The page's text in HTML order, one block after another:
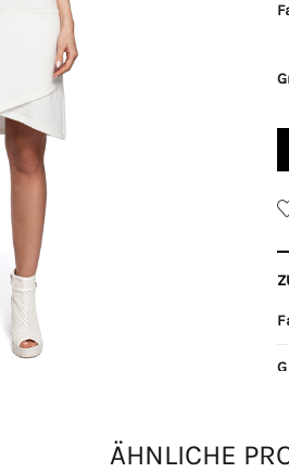
ÄHNLICHE